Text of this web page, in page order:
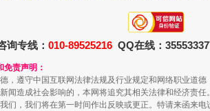
询专线： 010-89525216 QQ在线：
责声明：
，遵守中国互联网法律法规及行业规定和网络职业道
闻造成社会影响的，本网将追究其相关法律和经济责
们，我们将在第一时间作出反映或更正。特请来函来